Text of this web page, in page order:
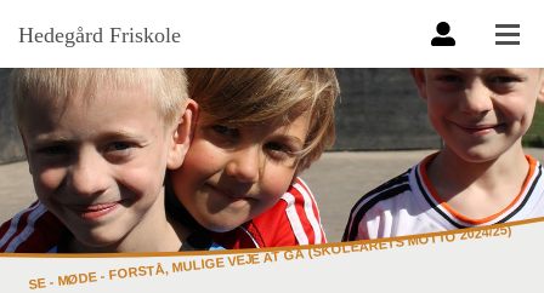
Hedegård Friskole
SE - MØDE - FORSTÅ, MULIGE VEJE AT GÅ (SKOLEÅRETS MOTTO 2024/25)